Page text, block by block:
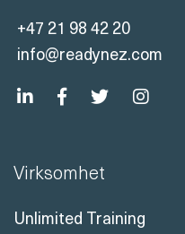
+47 21 98 42 20
info@readynez.com
Virksomhet
Unlimited Training